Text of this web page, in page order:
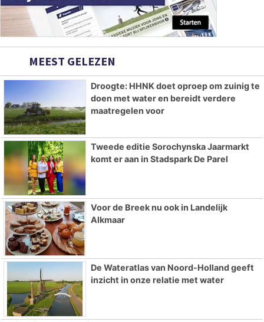
MEEST GELEZEN
Droogte: HHNK doet oproep om zuinig te
doen met water en bereidt verdere
maatregelen voor
Tweede editie Sorochynska Jaarmarkt
komt er aan in Stadspark De Parel
Voor de Breek nu ook in Landelijk
Alkmaar
De Wateratlas van Noord-Holland geeft
inzicht in onze relatie met water